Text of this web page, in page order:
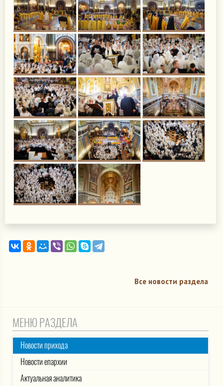
Все новости раздела
МЕНЮ РАЗДЕЛА
Новости прихода
Новости епархии
Актуальная аналитика